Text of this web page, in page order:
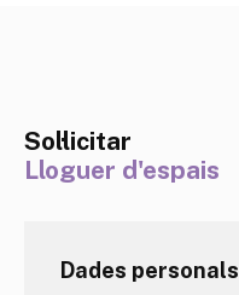
Sol·licitar
Lloguer d'espais
Dades personals